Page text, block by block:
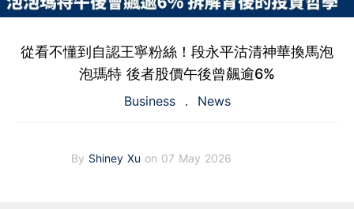
從看不懂到自認王寧粉絲！段永平沽清神華換馬泡
泡瑪特 後者股價午後曾飆逾6%
Business News
By Shiney Xu on 07 May 2026